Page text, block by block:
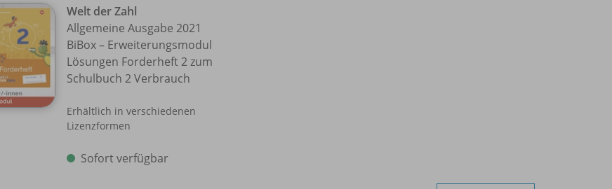
Welt der Zahl
Allgemeine Ausgabe 2021
BiBox – Erweiterungsmodul
Lösungen Forderheft 2 zum
Schulbuch 2 Verbrauch
Erhältlich in verschiedenen
Lizenzformen
Sofort verfügbar